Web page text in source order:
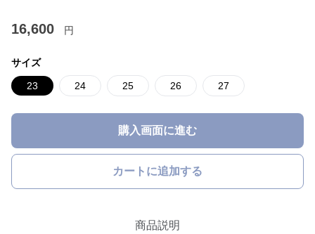
16,600 円
サイズ
23 24 25 26 27
購入画面に進む
カートに追加する
商品説明